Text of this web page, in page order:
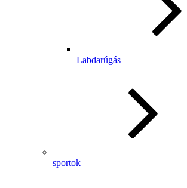
Labdarúgás
sportok